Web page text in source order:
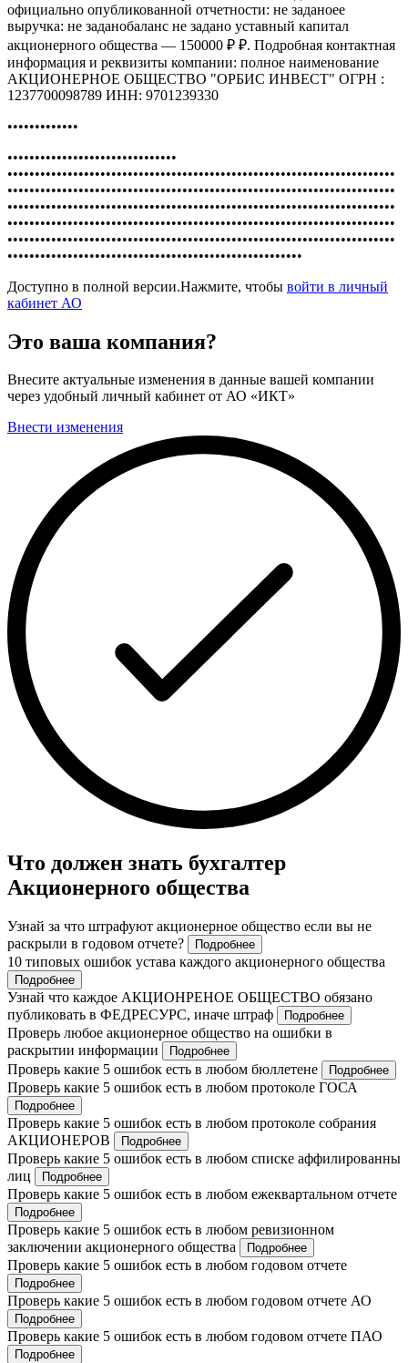
официально опубликованной отчетности: не заданоее
выручка: не заданобаланс не задано уставный капитал
акционерного общества — 150000 ₽ ₽. Подробная контактная
информация и реквизиты компании: полное наименование
АКЦИОНЕРНОЕ ОБЩЕСТВО "ОРБИС ИНВЕСТ" ОГРН :
1237700098789 ИНН: 9701239330
•••••••••••••
•••••••••••••••••••••••••••••••
•••••••••••••••••••••••••••••••••••••••••••••••••••••••••••••••••••••••
•••••••••••••••••••••••••••••••••••••••••••••••••••••••••••••••••••••••
•••••••••••••••••••••••••••••••••••••••••••••••••••••••••••••••••••••••
•••••••••••••••••••••••••••••••••••••••••••••••••••••••••••••••••••••••
•••••••••••••••••••••••••••••••••••••••••••••••••••••••••••••••••••••••
••••••••••••••••••••••••••••••••••••••••••••••••••••••
Доступно в полной версии.Нажмите, чтобы войти в личный
кабинет АО
Это ваша компания?
Внесите актуальные изменения в данные вашей компании
через удобный личный кабинет от АО «ИКТ»
Внести изменения
Что должен знать бухгалтер
Акционерного общества
Узнай за что штрафуют акционерное общество если вы не
раскрыли в годовом отчете?
Подробнее
10 типовых ошибок устава каждого акционерного общества
Подробнее
Узнай что каждое АКЦИОНРЕНОЕ ОБЩЕСТВО обязано
публиковать в ФЕДРЕСУРС, иначе штраф
Подробнее
Проверь любое акционерное общество на ошибки в
раскрытии информации
Подробнее
Проверь какие 5 ошибок есть в любом бюллетене Подробнее
Проверь какие 5 ошибок есть в любом протоколе ГОСА
Подробнее
Проверь какие 5 ошибок есть в любом протоколе собрания
АКЦИОНЕРОВ
Подробнее
Проверь какие 5 ошибок есть в любом списке аффилированны
лиц
Подробнее
Проверь какие 5 ошибок есть в любом ежеквартальном отчете
Подробнее
Проверь какие 5 ошибок есть в любом ревизионном
заключении акционерного общества
Подробнее
Проверь какие 5 ошибок есть в любом годовом отчете
Подробнее
Проверь какие 5 ошибок есть в любом годовом отчете АО
Подробнее
Проверь какие 5 ошибок есть в любом годовом отчете ПАО
Подробнее